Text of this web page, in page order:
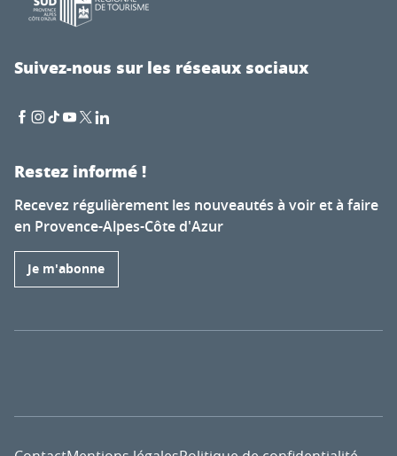
Suivez-nous sur les réseaux sociaux
Restez informé !
Recevez régulièrement les nouveautés à voir et à faire
en Provence-Alpes-Côte d'Azur
Je m'abonne